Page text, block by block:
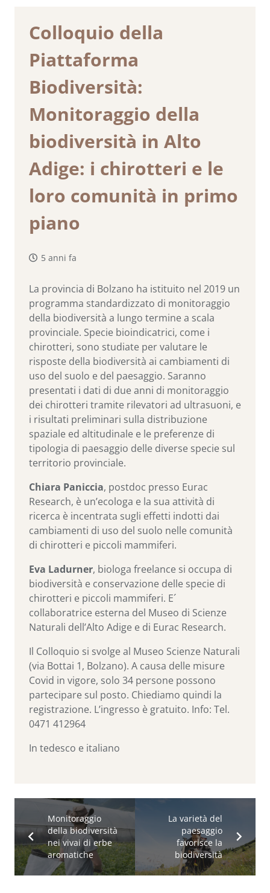
Colloquio della
Piattaforma
Biodiversità:
Monitoraggio della
biodiversità in Alto
Adige: i chirotteri e le
loro comunità in primo
piano
5 anni fa
La provincia di Bolzano ha istituito nel 2019 un
programma standardizzato di monitoraggio
della biodiversità a lungo termine a scala
provinciale. Specie bioindicatrici, come i
chirotteri, sono studiate per valutare le
risposte della biodiversità ai cambiamenti di
uso del suolo e del paesaggio. Saranno
presentati i dati di due anni di monitoraggio
dei chirotteri tramite rilevatori ad ultrasuoni, e
i risultati preliminari sulla distribuzione
spaziale ed altitudinale e le preferenze di
tipologia di paesaggio delle diverse specie sul
territorio provinciale.
Chiara Paniccia, postdoc presso Eurac
Research, è un’ecologa e la sua attività di
ricerca è incentrata sugli effetti indotti dai
cambiamenti di uso del suolo nelle comunità
di chirotteri e piccoli mammiferi.
Eva Ladurner, biologa freelance si occupa di
biodiversità e conservazione delle specie di
chirotteri e piccoli mammiferi. E´
collaboratrice esterna del Museo di Scienze
Naturali dell’Alto Adige e di Eurac Research.
Il Colloquio si svolge al Museo Scienze Naturali
(via Bottai 1, Bolzano). A causa delle misure
Covid in vigore, solo 34 persone possono
partecipare sul posto. Chiediamo quindi la
registrazione. L’ingresso è gratuito. Info: Tel.
0471 412964
In tedesco e italiano
Monitoraggio
della biodiversità
nei vivai di erbe
aromatiche
La varietà del
paesaggio
favorisce la
biodiversità